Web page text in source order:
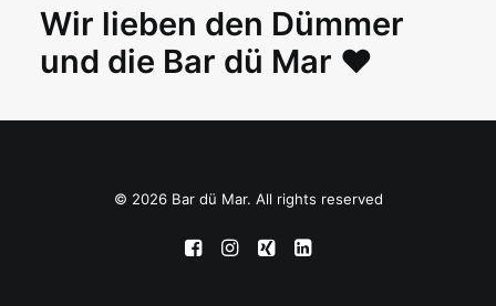
Wir lieben den Dümmer
und die Bar dü Mar ♥
© 2026 Bar dü Mar. All rights reserved